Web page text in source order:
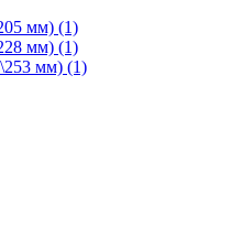
мм) (1)
мм) (1)
мм) (1)